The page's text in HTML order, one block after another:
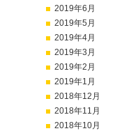
2019年6月
2019年5月
2019年4月
2019年3月
2019年2月
2019年1月
2018年12月
2018年11月
2018年10月